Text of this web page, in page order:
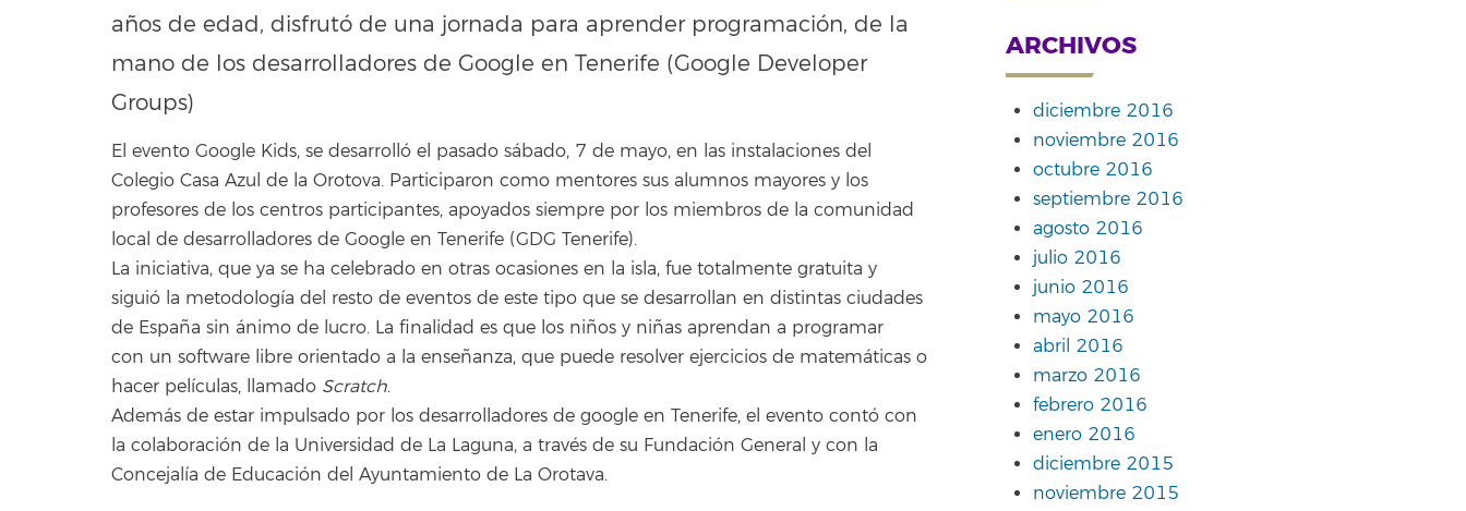
años de edad, disfrutó de una jornada para aprender programación, de la
mano de los desarrolladores de Google en Tenerife (Google Developer
Groups)
El evento Google Kids, se desarrolló el pasado sábado, 7 de mayo, en las instalaciones del
Colegio Casa Azul de la Orotova. Participaron como mentores sus alumnos mayores y los
profesores de los centros participantes, apoyados siempre por los miembros de la comunidad
local de desarrolladores de Google en Tenerife (GDG Tenerife).
La iniciativa, que ya se ha celebrado en otras ocasiones en la isla, fue totalmente gratuita y
siguió la metodología del resto de eventos de este tipo que se desarrollan en distintas ciudades
de España sin ánimo de lucro. La finalidad es que los niños y niñas aprendan a programar
con un software libre orientado a la enseñanza, que puede resolver ejercicios de matemáticas o
hacer películas, llamado Scratch.
Además de estar impulsado por los desarrolladores de google en Tenerife, el evento contó con
la colaboración de la Universidad de La Laguna, a través de su Fundación General y con la
Concejalía de Educación del Ayuntamiento de La Orotava.
ARCHIVOS
diciembre 2016
noviembre 2016
octubre 2016
septiembre 2016
agosto 2016
julio 2016
junio 2016
mayo 2016
abril 2016
marzo 2016
febrero 2016
enero 2016
diciembre 2015
noviembre 2015